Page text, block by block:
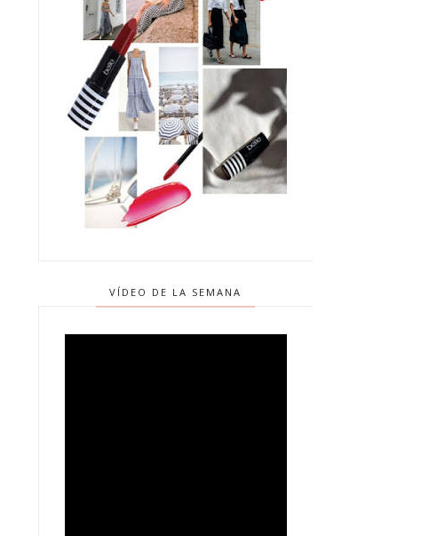
VÍDEO DE LA SEMANA